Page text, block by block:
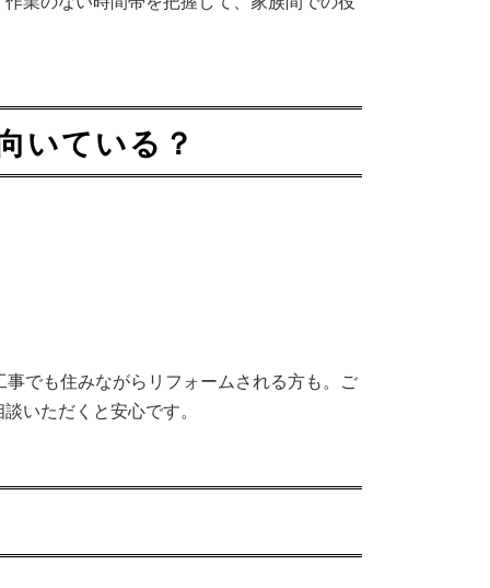
いている？
でも住みながらリフォームされる方も。ご
いただくと安心です。